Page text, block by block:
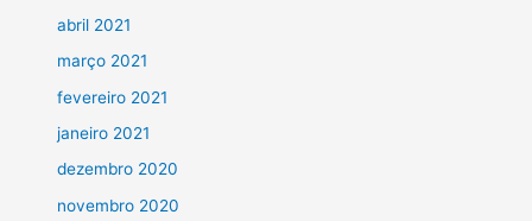
abril 2021
março 2021
fevereiro 2021
janeiro 2021
dezembro 2020
novembro 2020